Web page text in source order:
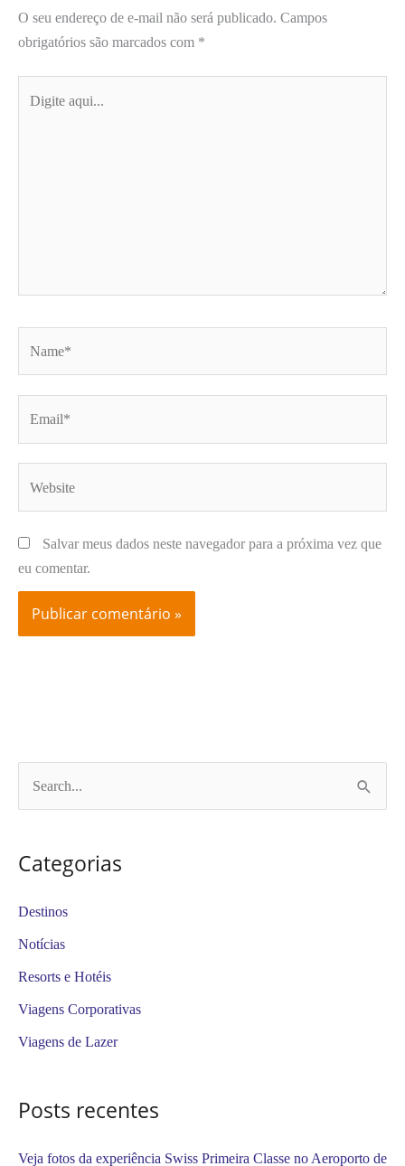
O seu endereço de e-mail não será publicado. Campos
obrigatórios são marcados com *
aqui...
Salvar meus dados neste navegador para a próxima vez que
eu comentar.
q
u
i
p
r
Categorias
Destinos
Notícias
Resorts e Hotéis
Viagens Corporativas
Viagens de Lazer
Posts recentes
Veja fotos da experiência Swiss Primeira Classe no Aeroporto de